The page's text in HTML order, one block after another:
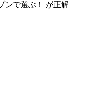
ンで選ぶ！ が正解